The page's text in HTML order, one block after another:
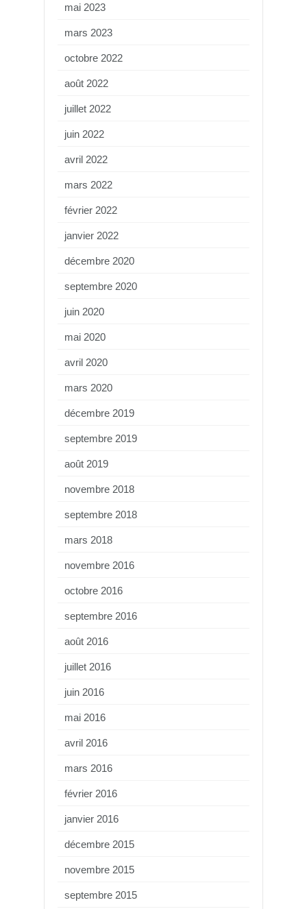
mai 2023
mars 2023
octobre 2022
août 2022
juillet 2022
juin 2022
avril 2022
mars 2022
février 2022
janvier 2022
décembre 2020
septembre 2020
juin 2020
mai 2020
avril 2020
mars 2020
décembre 2019
septembre 2019
août 2019
novembre 2018
septembre 2018
mars 2018
novembre 2016
octobre 2016
septembre 2016
août 2016
juillet 2016
juin 2016
mai 2016
avril 2016
mars 2016
février 2016
janvier 2016
décembre 2015
novembre 2015
septembre 2015